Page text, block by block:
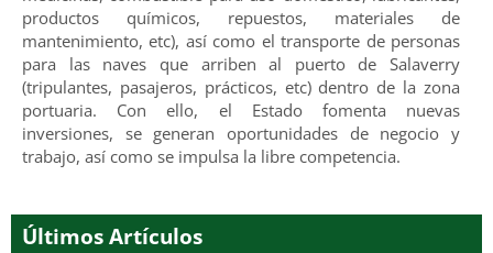
productos químicos, repuestos, materiales de
mantenimiento, etc), así como el transporte de personas
para las naves que arriben al puerto de Salaverry
(tripulantes, pasajeros, prácticos, etc) dentro de la zona
portuaria. Con ello, el Estado fomenta nuevas
inversiones, se generan oportunidades de negocio y
trabajo, así como se impulsa la libre competencia.
Últimos Artículos